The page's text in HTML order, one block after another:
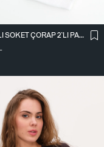
DESENLI SOKET ÇORAP 2`LI PAKET ÇRP3014